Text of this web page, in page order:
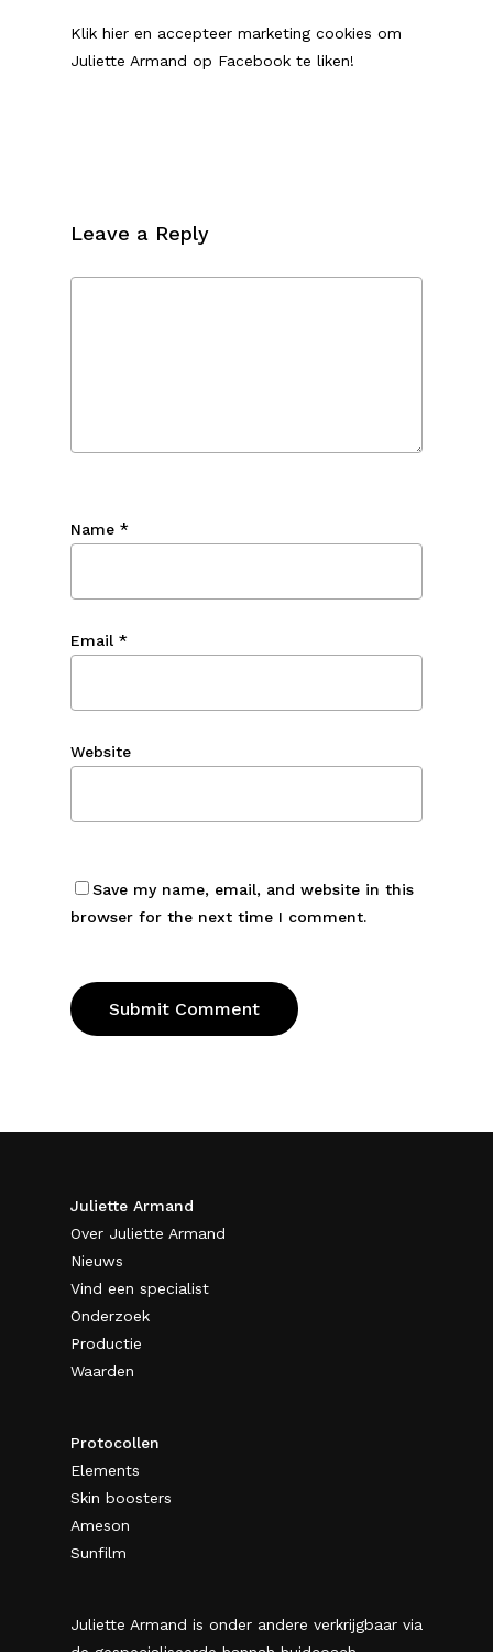
Klik hier en accepteer marketing cookies om
Juliette Armand op Facebook te liken!
Leave a Reply
Name *
Email *
Website
Save my name, email, and website in this
browser for the next time I comment.
Juliette Armand
Over Juliette Armand
Nieuws
Vind een specialist
Onderzoek
Productie
Waarden
Protocollen
Elements
Skin boosters
Ameson
Sunfilm
Juliette Armand is onder andere verkrijgbaar via